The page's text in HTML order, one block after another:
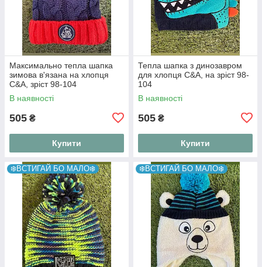
Максимально тепла шапка
зимова в'язана на хлопця
C&A, зріст 98-104
В наявності
505 ₴
Купити
Тепла шапка з динозавром
для хлопця C&A, на зріст 98-
104
В наявності
505 ₴
Купити
❄️ВСТИГАЙ БО МАЛО❄️ ❄️ВСТИГАЙ БО МАЛО❄️